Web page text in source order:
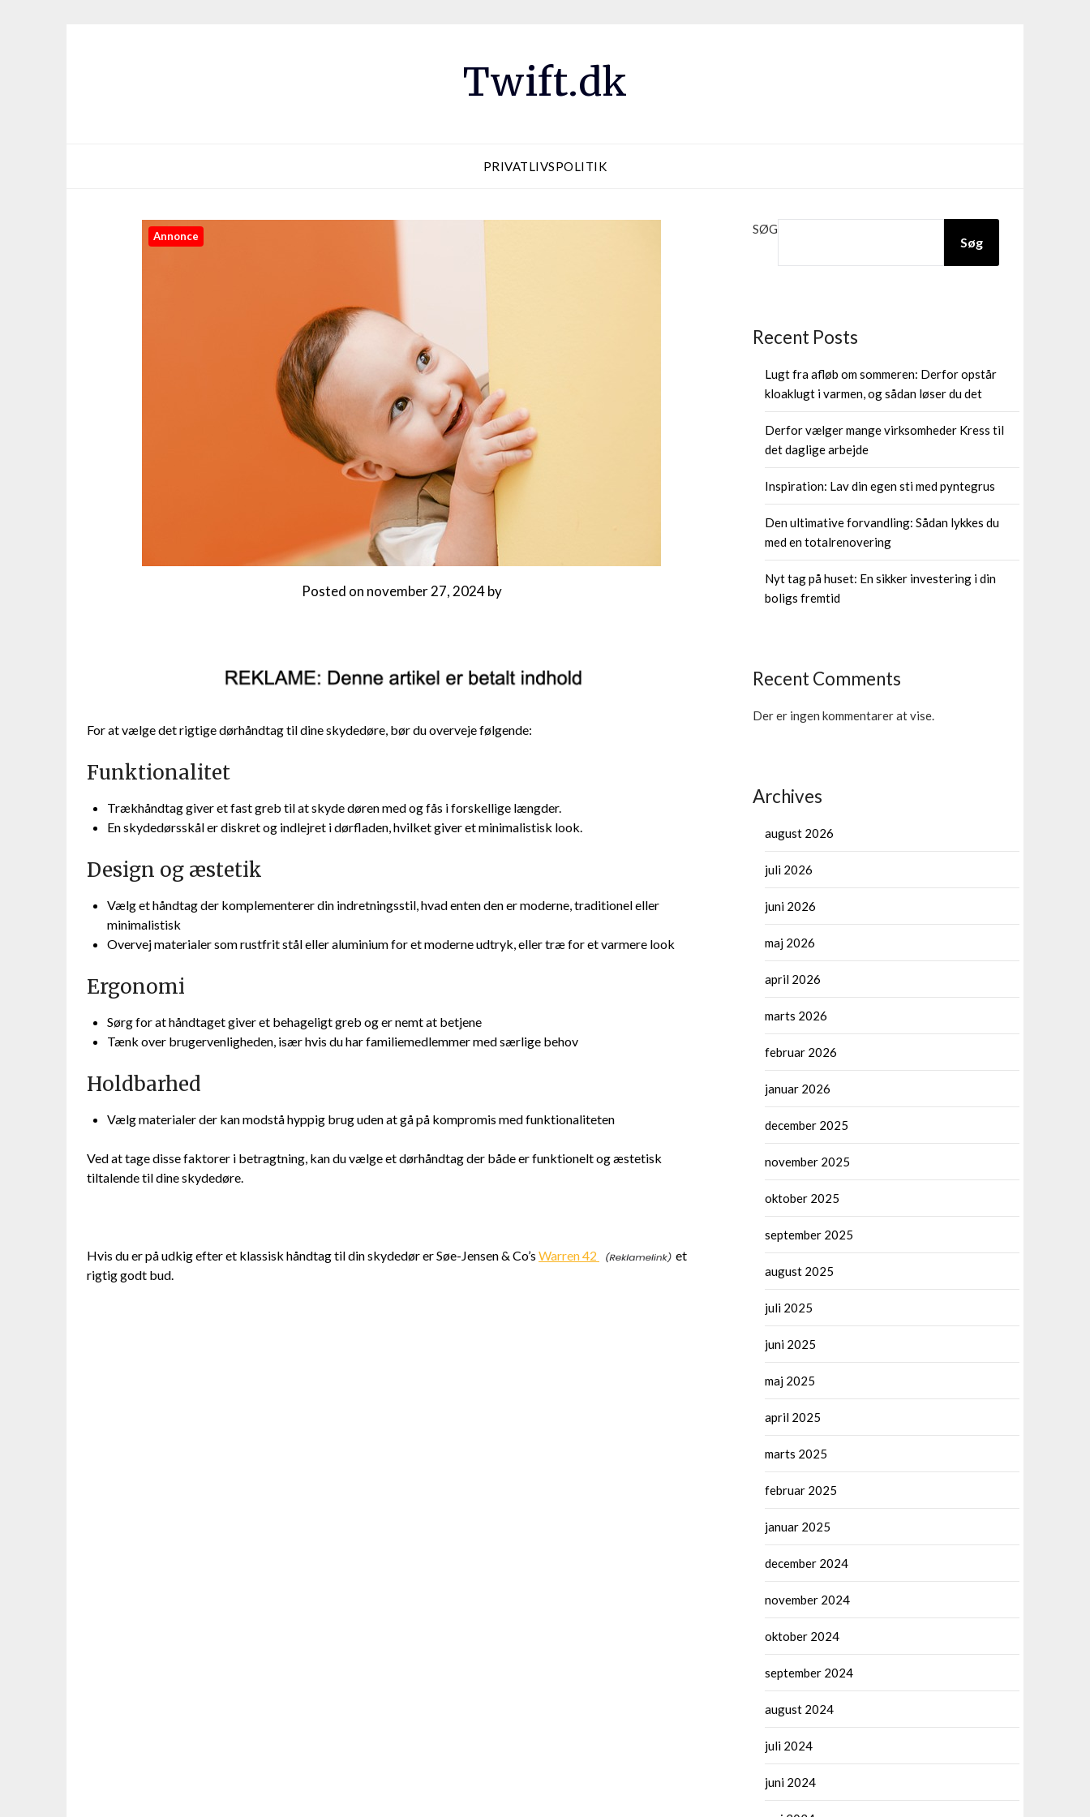
Twift.dk
PRIVATLIVSPOLITIK
Annonce
Posted on november 27, 2024by
For at vælge det rigtige dørhåndtag til dine skydedøre, bør du overveje følgende:
Funktionalitet
Trækhåndtag giver et fast greb til at skyde døren med og fås i forskellige længder.
En skydedørsskål er diskret og indlejret i dørfladen, hvilket giver et minimalistisk look.
Design og æstetik
Vælg et håndtag der komplementerer din indretningsstil, hvad enten den er moderne, traditionel eller
minimalistisk
Overvej materialer som rustfrit stål eller aluminium for et moderne udtryk, eller træ for et varmere look
Ergonomi
Sørg for at håndtaget giver et behageligt greb og er nemt at betjene
Tænk over brugervenligheden, især hvis du har familiemedlemmer med særlige behov
Holdbarhed
Vælg materialer der kan modstå hyppig brug uden at gå på kompromis med funktionaliteten
Ved at tage disse faktorer i betragtning, kan du vælge et dørhåndtag der både er funktionelt og æstetisk
tiltalende til dine skydedøre.
Hvis du er på udkig efter et klassisk håndtag til din skydedør er Søe-Jensen & Co’s Warren 42
et
rigtig godt bud.
SØG
Søg
Recent Posts
Lugt fra afløb om sommeren: Derfor opstår
kloaklugt i varmen, og sådan løser du det
Derfor vælger mange virksomheder Kress til
det daglige arbejde
Inspiration: Lav din egen sti med pyntegrus
Den ultimative forvandling: Sådan lykkes du
med en totalrenovering
Nyt tag på huset: En sikker investering i din
boligs fremtid
Recent Comments
Der er ingen kommentarer at vise.
Archives
august 2026
juli 2026
juni 2026
maj 2026
april 2026
marts 2026
februar 2026
januar 2026
december 2025
november 2025
oktober 2025
september 2025
august 2025
juli 2025
juni 2025
maj 2025
april 2025
marts 2025
februar 2025
januar 2025
december 2024
november 2024
oktober 2024
september 2024
august 2024
juli 2024
juni 2024